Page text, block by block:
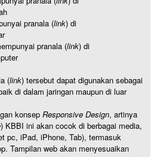
pranala (link) di
pranala (link) di
(link) tersebut dapat digunakan sebagai
di dalam jaringan maupun di luar
konsep Responsive Design, artinya
) KBBI ini akan cocok di berbagai media,
pc, iPad, iPhone, Tab), termasuk
Tampilan web akan menyesuaikan